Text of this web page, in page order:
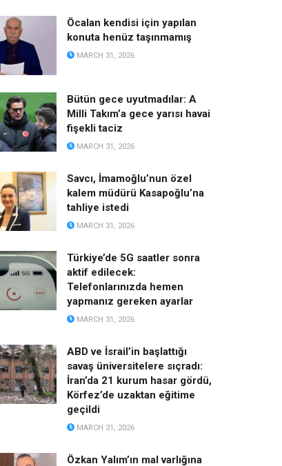
Öcalan kendisi için yapılan
konuta henüz taşınmamış
MARCH 31, 2026
Bütün gece uyutmadılar: A
Milli Takım’a gece yarısı havai
fişekli taciz
MARCH 31, 2026
Savcı, İmamoğlu’nun özel
kalem müdürü Kasapoğlu’na
tahliye istedi
MARCH 31, 2026
Türkiye’de 5G saatler sonra
aktif edilecek:
Telefonlarınızda hemen
yapmanız gereken ayarlar
MARCH 31, 2026
ABD ve İsrail’in başlattığı
savaş üniversitelere sıçradı:
İran’da 21 kurum hasar gördü,
Körfez’de uzaktan eğitime
geçildi
MARCH 31, 2026
Özkan Yalım’ın mal varlığına